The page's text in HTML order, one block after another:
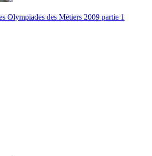
Olympiades des Métiers 2009 partie 1